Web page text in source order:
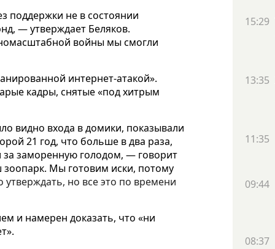
поддержки не в состоянии
— утверждает Беляков.
войны мы смогли
интернет-атакой».
кадры, снятые «под хитрым
видно входа в домики, показывали
21 год, что больше в два раза,
заморенную голодом, — говорит
Мы готовим иски, потому
утверждать, но все это по времени
и намерен доказать, что «ни
15:29
13:35
11:35
09:44
08:37